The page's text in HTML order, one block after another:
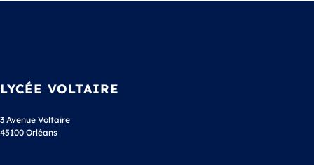
LYCÉE VOLTAIRE
3 Avenue Voltaire
45100 Orléans